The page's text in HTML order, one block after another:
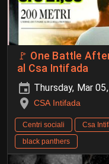
🚩 One Battle
al Csa Intifada
Thursday, Mar
CSA Intifada
Centri sociali Csa
black panthers